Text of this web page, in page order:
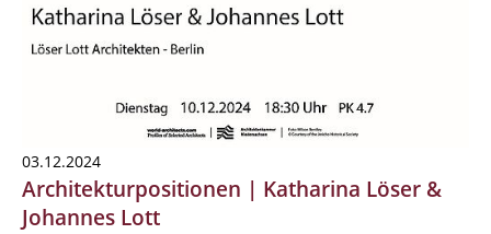
03.12.2024
Architekturpositionen | Katharina Löser &
Johannes Lott